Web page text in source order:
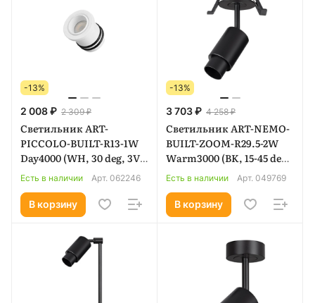
-13%
2 008 ₽ 2 309 ₽
Светильник ART-
PICCOLO-BUILT-R13-1W
Day4000 (WH, 30 deg, 3V)
(Arlight, IP40 Металл, 3
Есть в наличии Арт. 062246
В корзину
-13%
3 703 ₽ 4 258 ₽
Светильник ART-NEMO-
BUILT-ZOOM-R29.5-2W
Warm3000 (BK, 15-45 deg,
24V) (Arlight, IP20
Металл, 5 лет) 049769
Есть в наличии Арт. 049769
В корзину